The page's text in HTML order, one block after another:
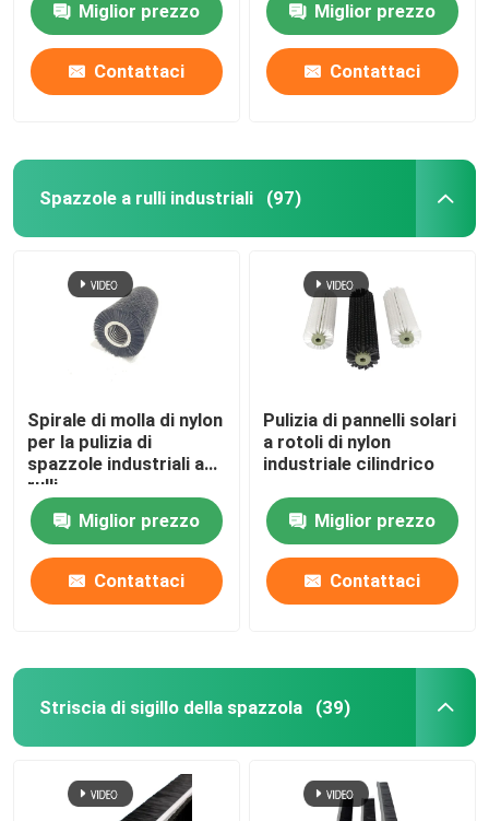
Miglior prezzo
Contattaci
Miglior prezzo
Contattaci
Spazzole a rulli industriali (97)
Spirale di molla di nylon
per la pulizia di
spazzole industriali a
rulli
Miglior prezzo
Contattaci
Pulizia di pannelli solari
a rotoli di nylon
industriale cilindrico
Miglior prezzo
Contattaci
Striscia di sigillo della spazzola (39)